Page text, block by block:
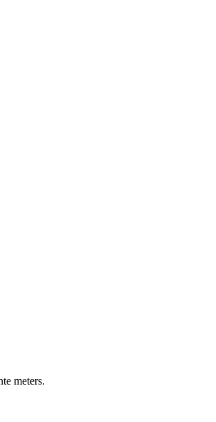
meters.